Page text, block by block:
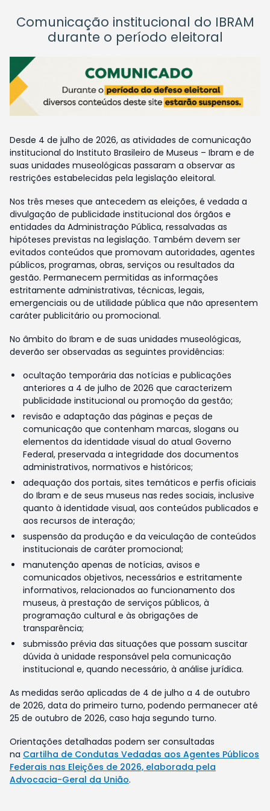
Comunicação institucional do IBRAM
durante o período eleitoral
Desde 4 de julho de 2026, as atividades de comunicação
institucional do Instituto Brasileiro de Museus – Ibram e de
suas unidades museológicas passaram a observar as
restrições estabelecidas pela legislação eleitoral.
Nos três meses que antecedem as eleições, é vedada a
divulgação de publicidade institucional dos órgãos e
entidades da Administração Pública, ressalvadas as
hipóteses previstas na legislação. Também devem ser
evitados conteúdos que promovam autoridades, agentes
públicos, programas, obras, serviços ou resultados da
gestão. Permanecem permitidas as informações
estritamente administrativas, técnicas, legais,
emergenciais ou de utilidade pública que não apresentem
caráter publicitário ou promocional.
No âmbito do Ibram e de suas unidades museológicas,
deverão ser observadas as seguintes providências:
ocultação temporária das notícias e publicações
anteriores a 4 de julho de 2026 que caracterizem
publicidade institucional ou promoção da gestão;
revisão e adaptação das páginas e peças de
comunicação que contenham marcas, slogans ou
elementos da identidade visual do atual Governo
Federal, preservada a integridade dos documentos
administrativos, normativos e históricos;
adequação dos portais, sites temáticos e perfis oficiais
do Ibram e de seus museus nas redes sociais, inclusive
quanto à identidade visual, aos conteúdos publicados e
aos recursos de interação;
suspensão da produção e da veiculação de conteúdos
institucionais de caráter promocional;
manutenção apenas de notícias, avisos e
comunicados objetivos, necessários e estritamente
informativos, relacionados ao funcionamento dos
museus, à prestação de serviços públicos, à
programação cultural e às obrigações de
transparência;
submissão prévia das situações que possam suscitar
dúvida à unidade responsável pela comunicação
institucional e, quando necessário, à análise jurídica.
As medidas serão aplicadas de 4 de julho a 4 de outubro
de 2026, data do primeiro turno, podendo permanecer até
25 de outubro de 2026, caso haja segundo turno.
Orientações detalhadas podem ser consultadas
na Cartilha de Condutas Vedadas aos Agentes Públicos
Federais nas Eleições de 2026, elaborada pela
Advocacia-Geral da União.